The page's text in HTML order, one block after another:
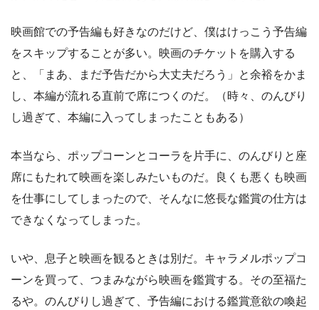
映画館での予告編も好きなのだけど、僕はけっこう予告編
をスキップすることが多い。映画のチケットを購入する
と、「まあ、まだ予告だから大丈夫だろう」と余裕をかま
し、本編が流れる直前で席につくのだ。（時々、のんびり
し過ぎて、本編に入ってしまったこともある）
本当なら、ポップコーンとコーラを片手に、のんびりと座
席にもたれて映画を楽しみたいものだ。良くも悪くも映画
を仕事にしてしまったので、そんなに悠長な鑑賞の仕方は
できなくなってしまった。
いや、息子と映画を観るときは別だ。キャラメルポップコ
ーンを買って、つまみながら映画を鑑賞する。その至福た
るや。のんびりし過ぎて、予告編における鑑賞意欲の喚起